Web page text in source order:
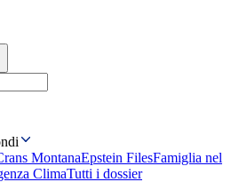
MontanaEpstein FilesFamiglia nel
ClimaTutti i dossier